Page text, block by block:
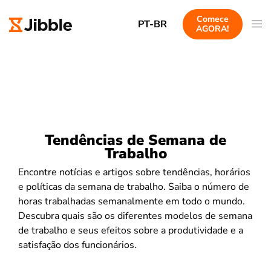
PT-BR
Comece
AGORA!
Tendências de Semana de
Trabalho
Encontre notícias e artigos sobre tendências, horários
e políticas da semana de trabalho. Saiba o número de
horas trabalhadas semanalmente em todo o mundo.
Descubra quais são os diferentes modelos de semana
de trabalho e seus efeitos sobre a produtividade e a
satisfação dos funcionários.